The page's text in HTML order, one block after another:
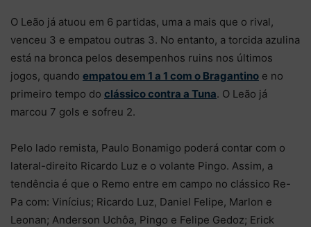
O Leão já atuou em 6 partidas, uma a mais que o rival,
venceu 3 e empatou outras 3. No entanto, a torcida azulina
está na bronca pelos desempenhos ruins nos últimos
jogos, quando empatou em 1 a 1 com o Bragantino e no
primeiro tempo do clássico contra a Tuna. O Leão já
marcou 7 gols e sofreu 2.
Pelo lado remista, Paulo Bonamigo poderá contar com o
lateral-direito Ricardo Luz e o volante Pingo. Assim, a
tendência é que o Remo entre em campo no clássico Re-
Pa com: Vinícius; Ricardo Luz, Daniel Felipe, Marlon e
Leonan; Anderson Uchôa, Pingo e Felipe Gedoz; Erick